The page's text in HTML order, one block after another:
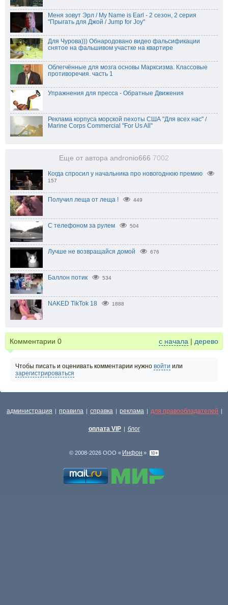
Меня зовут Эрл / My Name is Earl - 2 сезон, 2 серия
"Прыгать для Джой / Jump for Joy"
Для Чурова))) Обнародовано видео фальсификации
снятое на фальшивом участке на квартире
Облегчённые для мозга основы Марксизма. Классовые
противоречия. часть 1
Упражнения для пресса - Обратные Движения
Реклама корпуса морской пехоты США "Для всех нас" /
Marine Corps Commercial "For Us All"
Еще от автора andronio666 7002
Когда спросил у начальника про новогоднюю премию
157
Получил леща от леща ! 449
С телефоном за рулем 504
Лучше не возвращайся домой 676
Баллон потик 534
NAKED TikTok 18 1888
Комментарии 0 с начала | дерево
Чтобы писать и оценивать комментарии нужно войти или
зарегистрироваться
администрация | правила | справка | реклама | для правообладателей |
оплата VIP | блог
© 2008-2026 ООО « Инфон »